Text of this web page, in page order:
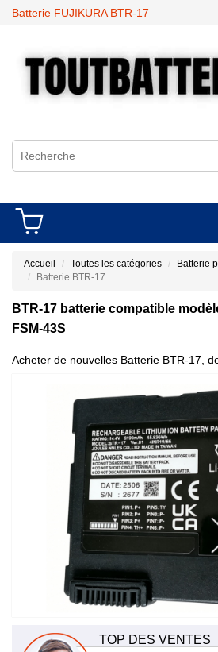
Batterie FUJIKURA BTR-17
Accueil Toutes les catégories
Batterie
Batterie BTR-17
BTR-17 batterie compatible
FSM-43S
Acheter de nouvelles Batterie BTR-17,
TOP DES VENTES